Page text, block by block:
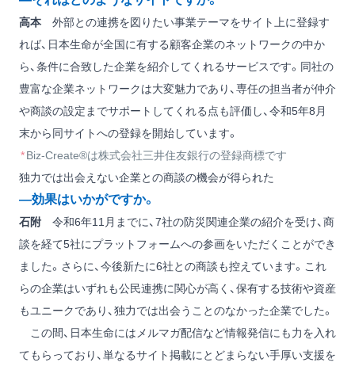
高本 外部との連携を図りたい事業テーマをサイト上に登録す
れば、日本生命が全国に有する顧客企業のネットワークの中か
ら、条件に合致した企業を紹介してくれるサービスです。同社の
豊富な企業ネットワークは大変魅力であり、専任の担当者が仲介
や商談の設定までサポートしてくれる点も評価し、令和5年8月
末から同サイトへの登録を開始しています。
*Biz-Create®は株式会社三井住友銀行の登録商標です
独力では出会えない企業との商談の機会が得られた
―効果はいかがですか。
石附 令和6年11月までに、7社の防災関連企業の紹介を受け、商
談を経て5社にプラットフォームへの参画をいただくことができ
ました。さらに、今後新たに6社との商談も控えています。これ
らの企業はいずれも公民連携に関心が高く、保有する技術や資産
もユニークであり、独力では出会うことのなかった企業でした。
この間、日本生命にはメルマガ配信など情報発信にも力を入れ
てもらっており、単なるサイト掲載にとどまらない手厚い支援を